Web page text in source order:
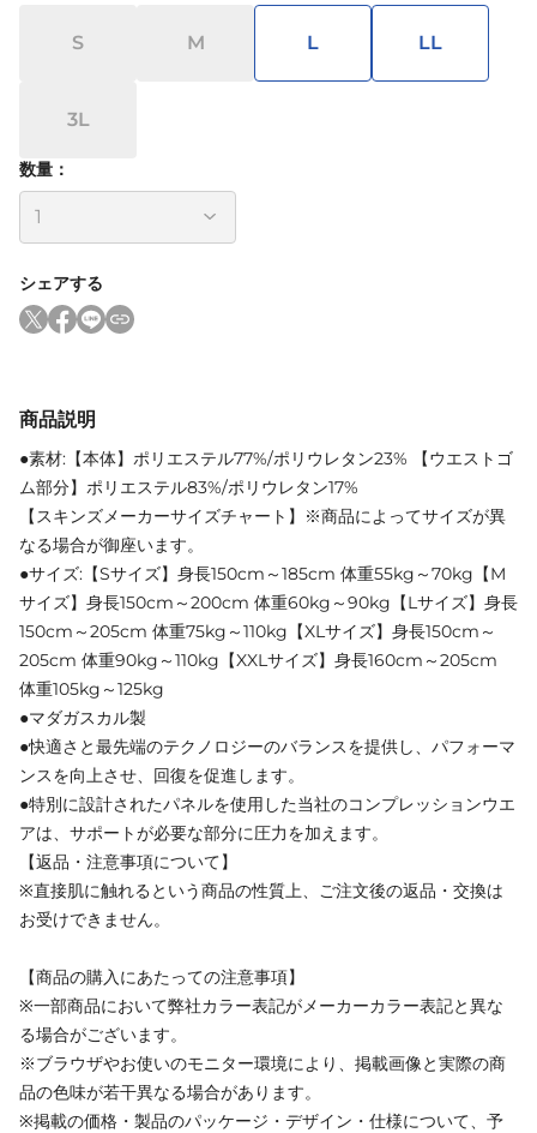
S M L LL
3L
数量：
シェアする
商品説明
●素材:【本体】ポリエステル77%/ポリウレタン23% 【ウエストゴ
ム部分】ポリエステル83%/ポリウレタン17%
【スキンズメーカーサイズチャート】※商品によってサイズが異
なる場合が御座います。
●サイズ:【Sサイズ】身長150cm～185cm 体重55kg～70kg【M
サイズ】身長150cm～200cm 体重60kg～90kg【Lサイズ】身長
150cm～205cm 体重75kg～110kg【XLサイズ】身長150cm～
205cm 体重90kg～110kg【XXLサイズ】身長160cm～205cm
体重105kg～125kg
●マダガスカル製
●快適さと最先端のテクノロジーのバランスを提供し、パフォーマ
ンスを向上させ、回復を促進します。
●特別に設計されたパネルを使用した当社のコンプレッションウエ
アは、サポートが必要な部分に圧力を加えます。
【返品・注意事項について】
※直接肌に触れるという商品の性質上、ご注文後の返品・交換は
お受けできません。
【商品の購入にあたっての注意事項】
※一部商品において弊社カラー表記がメーカーカラー表記と異な
る場合がございます。
※ブラウザやお使いのモニター環境により、掲載画像と実際の商
品の色味が若干異なる場合があります。
※掲載の価格・製品のパッケージ・デザイン・仕様について、予